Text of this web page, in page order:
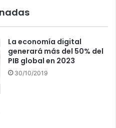
La economía digital
generará más del 50% del
PIB global en 2023
30/10/2019